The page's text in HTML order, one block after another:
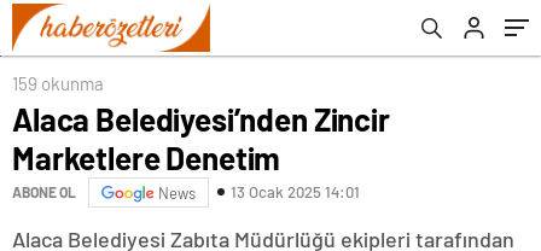
159 okunma
Alaca Belediyesi’nden Zincir
Marketlere Denetim
ABONE OL News 13 Ocak 2025 14:01
Alaca Belediyesi Zabıta Müdürlüğü ekipleri tarafından